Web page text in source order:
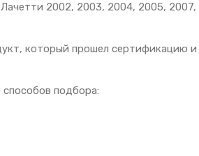
2002, 2003, 2004, 2005, 2007,
который прошел сертификацию
подбора: